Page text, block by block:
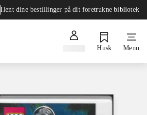
Hent dine bestillinger på dit foretrukne bibliotek
Husk Menu